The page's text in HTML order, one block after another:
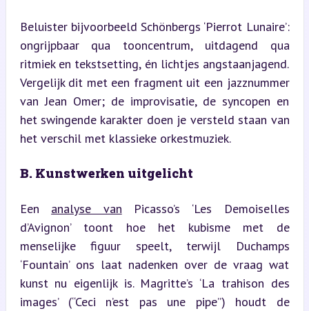
Beluister bijvoorbeeld Schönbergs ‘Pierrot Lunaire’:
ongrijpbaar qua tooncentrum, uitdagend qua
ritmiek en tekstsetting, én lichtjes angstaanjagend.
Vergelijk dit met een fragment uit een jazznummer
van Jean Omer; de improvisatie, de syncopen en
het swingende karakter doen je versteld staan van
het verschil met klassieke orkestmuziek.
B. Kunstwerken uitgelicht
Een analyse van Picasso’s ‘Les Demoiselles
d’Avignon’ toont hoe het kubisme met de
menselijke figuur speelt, terwijl Duchamps
‘Fountain’ ons laat nadenken over de vraag wat
kunst nu eigenlijk is. Magritte’s ‘La trahison des
images’ (“Ceci n’est pas une pipe”) houdt de